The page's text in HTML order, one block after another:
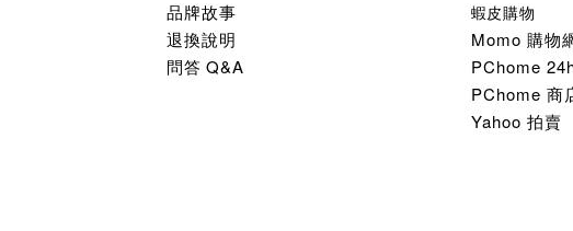
品牌故事
退換說明
問答 Q&A
蝦皮購物
Momo 購物
PChome
PChome 商
Yahoo 拍賣